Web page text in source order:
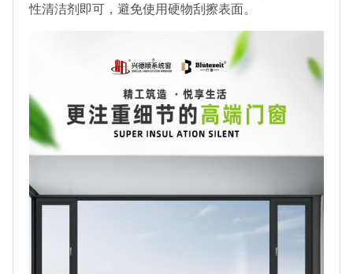
性清洁剂即可，避免使用硬物刮擦表面。